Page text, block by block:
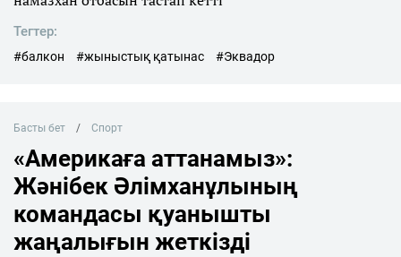
Тегтер:
#балкон #жыныстық қатынас #Эквадор
Басты бет Спорт
«Америкаға аттанамыз»:
Жәнібек Әлімханұлының
командасы қуанышты
жаңалығын жеткізді